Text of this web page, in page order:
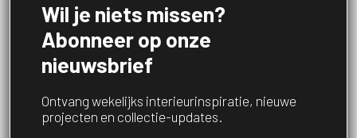
Account menu
Onze collectie
Wil je niets missen?
Abonneer op onze
nieuwsbrief
Ontvang wekelijks interieurinspiratie, nieuwe
projecten en collectie-updates.